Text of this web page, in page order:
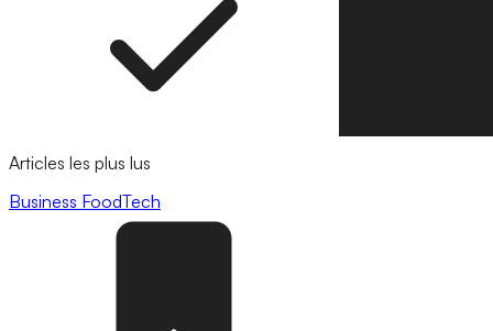
Articles les plus lus
Business FoodTech